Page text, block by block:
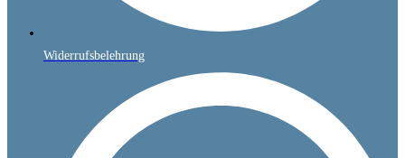
Widerrufsbelehrung